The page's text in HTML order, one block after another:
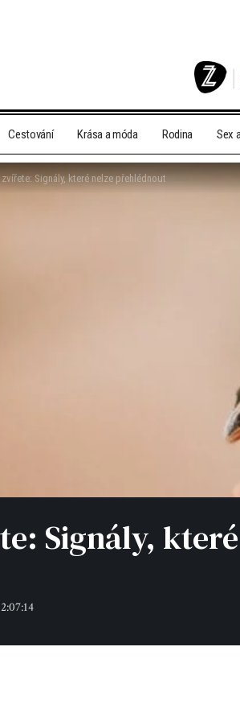
Cestování Krása a móda Rodina Sex
Signály, které nelze přehlédnout
Signály,